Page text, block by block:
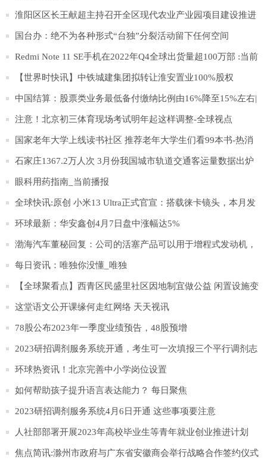
淮阳区区长王献超主持召开全区现代农业产业园项目建设推进
会
国台办：绝不为各种形式“台独”分裂活动留下任何空间
Redmi Note 11 SE手机在2022年Q4全球出货量超100万部 :当前
观点
【世界时快讯】中铁城建集团拟转让淮安置业100%股权
中国结算：股票类业务最低备付缴纳比例由16%降至15%左右|
滚动
注意！北京初三体育现场考试明年起这样调整-全球视点
国家老年大学上线读书社区 推荐老年大学生们看99本书-热消
息
石家庄1367.2万人次 3月份我国城市轨道交通客运量数据出炉
环球精选
眼科用药指南_当前播报
全球快讯:原创 小米13 Ultra正式官宣：搭载徕卡镜头，本月发
布
环球最新：华安鑫创4月7日盘中涨幅达5%
渤海汽车董秘回复：公司的活塞产品可以用于增程式发动机，
目前参与塞力斯问界M5、M7增程式发动机的配套:世界速看
每日资讯：唯独你没懂_唯独
【全球聚看点】西青区民盛里社区因地制宜做公益 闲置设施变
身“爱心置换亭”
这堂语文公开课缘何走红网络 天天视讯
78股公布2023年一季度业绩预告，48股预增
2023研招调剂服务系统开通，考生可一次填报三个平行调剂志
愿
环球热资讯！北京完善中小学岗位设置
如何帮助孩子提升语言表达能力？ 每日聚焦
2023研招调剂服务系统4月6日开通 这些事项要注意
人社部部署开展2023年高校毕业生等青年就业创业推进计划
焦点简讯:滁州市政府与广东省安徽商会举行战略合作签约仪式